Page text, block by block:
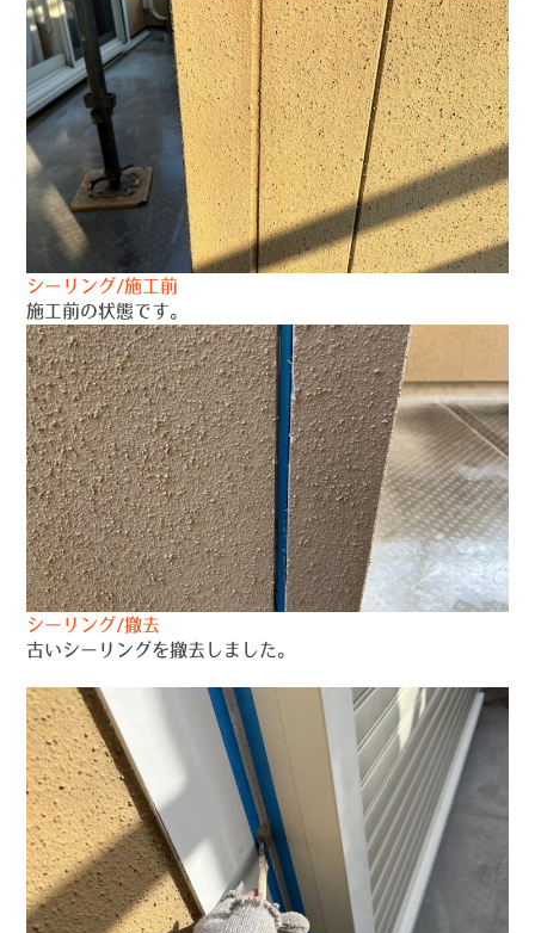
シーリング/施工前
施工前の状態です。
シーリング/撤去
古いシーリングを撤去しました。